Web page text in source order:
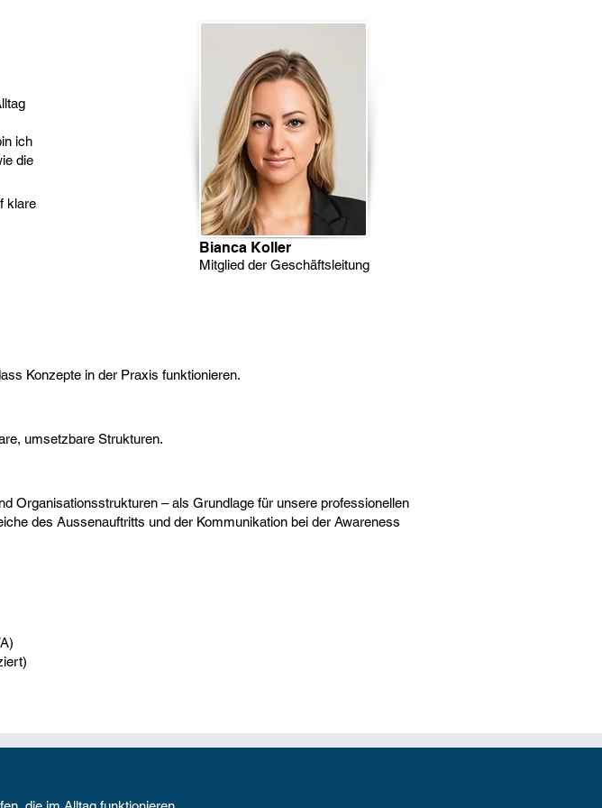
ich
die
klare
Bianca Koller
Mitglied der Geschäftsleitung
Konzepte in der Praxis funktionieren.
umsetzbare Strukturen.
Organisationsstrukturen – als Grundlage für unsere professionellen
des Aussenauftritts und der Kommunikation bei der Awareness